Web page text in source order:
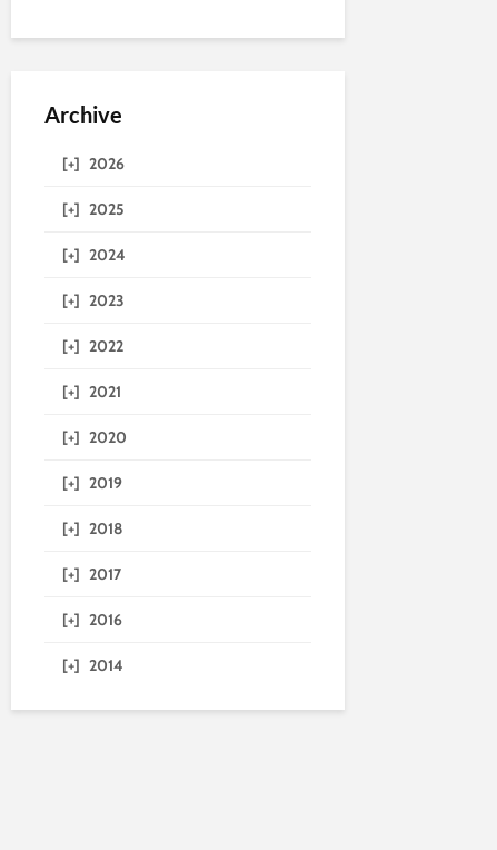
Archive
[+] 2026
[+] 2025
[+] 2024
[+] 2023
[+] 2022
[+] 2021
[+] 2020
[+] 2019
[+] 2018
[+] 2017
[+] 2016
[+] 2014